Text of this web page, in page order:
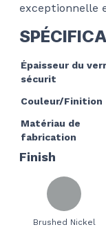
exceptionnelle
Épaisseur du
sécurit
Couleur/Finition
Matériau de
fabrication
Finish
Brushed Nickel